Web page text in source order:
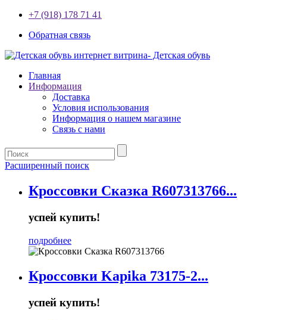
+7 (918) 178 71 41
Обратная связь
Главная
Информация
Доставка
Условия использования
Информация о нашем магазине
Связь с нами
Расширенный поиск
Кроссовки Сказка R607313766...
успей купить!
подробнее
Кроссовки Kapika 73175-2...
успей купить!